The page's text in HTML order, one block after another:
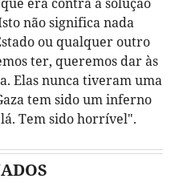
não significa nada
ou qualquer outro
ter, queremos dar às
Elas nunca tiveram uma
tem sido um inferno
Tem sido horrível".